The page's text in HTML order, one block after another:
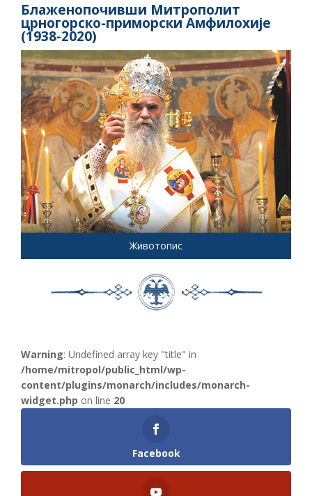
Блаженопочивши Митрополит
црногорско-приморски Амфилохије
(1938-2020)
Животопис
Warning: Undefined array key "title" in
/home/mitropol/public_html/wp-
content/plugins/monarch/includes/monarch-
widget.php on line 20
Facebook